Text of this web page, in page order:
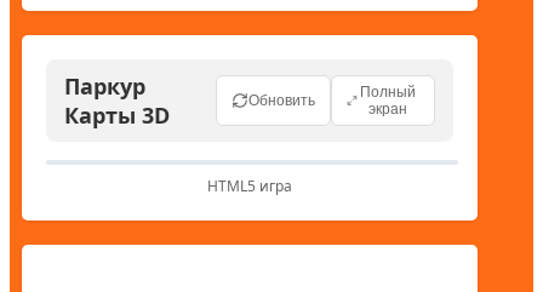
Паркур
Карты 3D
Обновить
Полный
экран
HTML5 игра